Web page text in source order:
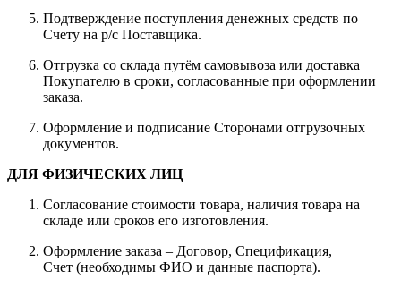
Подтверждение поступления денежных средств по
Счету на р/с Поставщика.
Отгрузка со склада путём самовывоза или доставка
Покупателю в сроки, согласованные при оформлении
заказа.
Оформление и подписание Сторонами отгрузочных
документов.
ДЛЯ ФИЗИЧЕСКИХ ЛИЦ
Согласование стоимости товара, наличия товара на
складе или сроков его изготовления.
Оформление заказа – Договор, Спецификация,
Счет (необходимы ФИО и данные паспорта).